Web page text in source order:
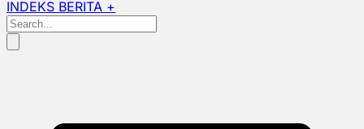
INDEKS BERITA +